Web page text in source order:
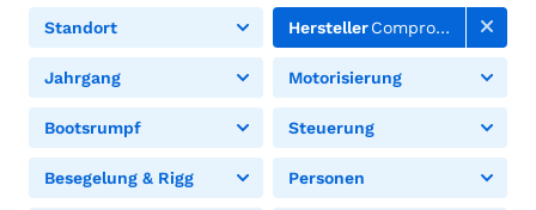
Standort HerstellerCompromis
Jahrgang Motorisierung
Bootsrumpf Steuerung
Besegelung & Rigg Personen